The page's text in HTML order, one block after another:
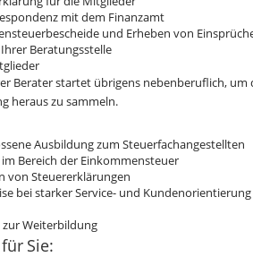
mit dem Finanzamt
und Erheben von
Beratungsstelle
Berater startet übrigens nebenberuflich, um
heraus zu sammeln.
Ausbildung zum Steuerfachangestellten
Bereich der Einkommensteuer
von Steuererklärungen
bei starker Service- und Kundenorientierung
Weiterbildung
Sie: